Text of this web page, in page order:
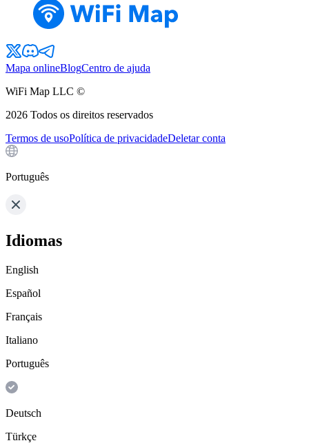
Mapa onlineBlogCentro de ajuda
WiFi Map LLC ©
2026 Todos os direitos reservados
Termos de usoPolítica de privacidadeDeletar conta
Português
Idiomas
English
Español
Français
Italiano
Português
Deutsch
Türkçe